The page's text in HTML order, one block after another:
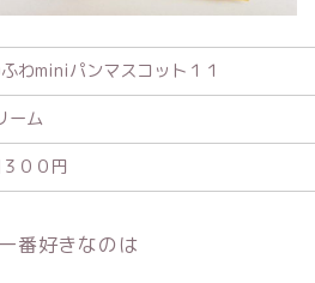
わminiパンマスコット１１
ーム
００円
番好きなのは